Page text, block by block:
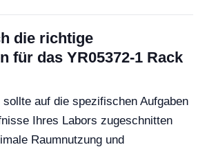
die richtige
für das YR05372-1 Rack
auf die spezifischen Aufgaben
Ihres Labors zugeschnitten
Raumnutzung und